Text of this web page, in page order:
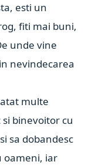
esti un
fiti mai buni,
unde vine
nevindecarea
multe
binevoitor cu
sa dobandesc
oameni, iar